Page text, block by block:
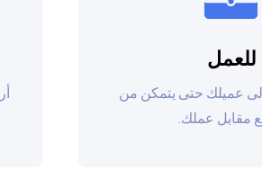
للعمل
عميلك حتى يتمكن من
مقابل عملك.